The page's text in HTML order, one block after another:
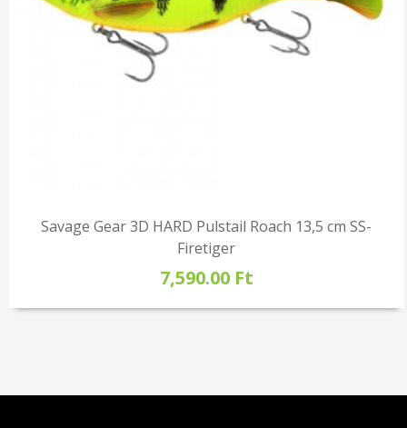
Savage Gear 3D HARD Pulstail Roach 13,5 cm SS-
Firetiger
7,590.00 Ft